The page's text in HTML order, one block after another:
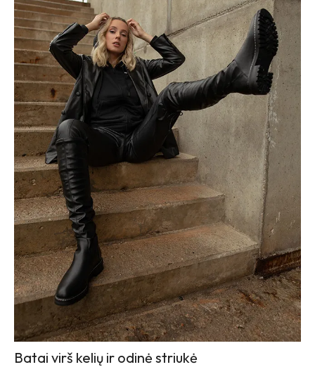
Batai virš kelių ir odinė striukė